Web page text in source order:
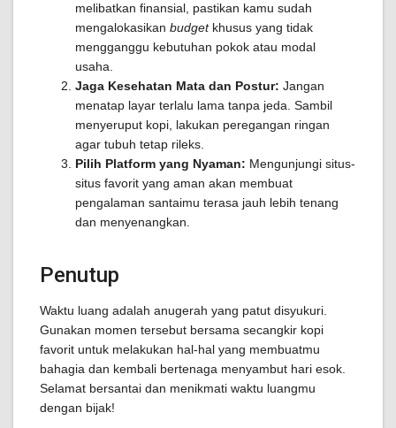
melibatkan finansial, pastikan kamu sudah
mengalokasikan budgetkhusus yang tidak
mengganggu kebutuhan pokok atau modal
usaha.
Jaga Kesehatan Mata dan Postur: Jangan
menatap layar terlalu lama tanpa jeda. Sambil
menyeruput kopi, lakukan peregangan ringan
agar tubuh tetap rileks.
Pilih Platform yang Nyaman: Mengunjungi situs-
situs favorit yang aman akan membuat
pengalaman santaimu terasa jauh lebih tenang
dan menyenangkan.
Penutup
Waktu luang adalah anugerah yang patut disyukuri.
Gunakan momen tersebut bersama secangkir kopi
favorit untuk melakukan hal-hal yang membuatmu
bahagia dan kembali bertenaga menyambut hari esok.
Selamat bersantai dan menikmati waktu luangmu
dengan bijak!